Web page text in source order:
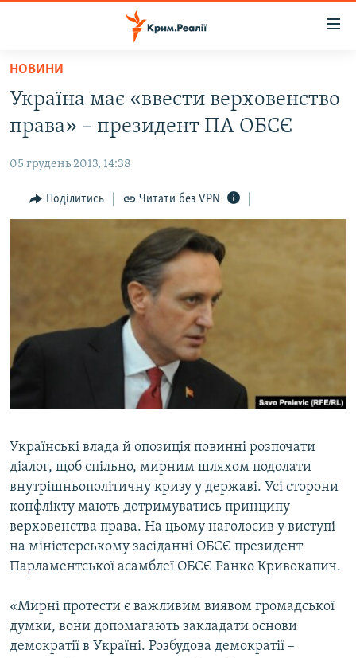
Перейти
основного
матеріалу
Перейти
до
навігації
Перейти
ВОДА.КРИМ
ВІДЕО ТА ФОТО
ПОЛІТИКА
БЛОГИ
ДЕПОРТАЦІЯ
ВІДЕОУРОКИ «ELIFBE»
ІНФОГРАФІКА
ЯК ОБІЙТИ БЛОКУВАННЯ
Qırımtatar
ДОЛУЧАЙСЯ!
Усі сайти RFE/RL
НОВИНИ
Україна має «ввести верховенство
права» – президент ПА ОБСЄ
05 грудень 2013, 14:38
Поділитись Читати без VPN
Українські влада й опозиція повинні розпочати
діалог, щоб спільно, мирним шляхом подолати
внутрішньополітичну кризу у державі. Усі сторони
конфлікту мають дотримуватись принципу
верховенства права. На цьому наголосив у виступі
на міністерському засіданні ОБСЄ президент
Парламентської асамблеї ОБСЄ Ранко Кривокапич.
«Мирні протести є важливим виявом громадської
думки, вони допомагають закладати основи
демократії в Україні. Розбудова демократії –